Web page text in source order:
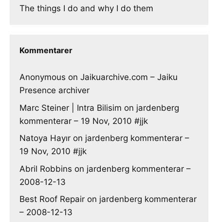
The things I do and why I do them
Kommentarer
Anonymous on Jaikuarchive.com – Jaiku
Presence archiver
Marc Steiner | Intra Bilisim on jardenberg
kommenterar – 19 Nov, 2010 #jjk
Natoya Hayır on jardenberg kommenterar –
19 Nov, 2010 #jjk
Abril Robbins on jardenberg kommenterar –
2008-12-13
Best Roof Repair on jardenberg kommenterar
– 2008-12-13